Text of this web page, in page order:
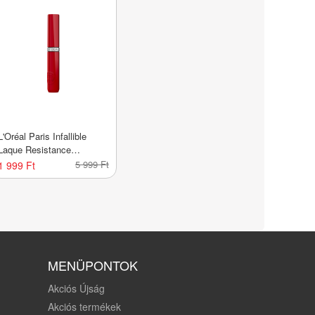
Paris Infallible
Resistance
rúzs /420 Rouge
- 1 db
999 Ft 5 999 Ft
MENÜPONTOK
Akciós Újság
Akciós termékek